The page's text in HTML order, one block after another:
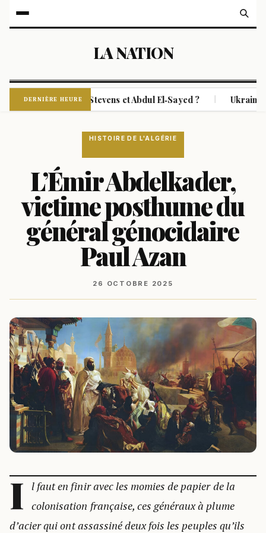
LA NATION
DERNIÈRE HEURE
entre Haley Stevens et Abdul El‑Sayed ? Ukraine :
HISTOIRE DE L'ALGÉRIE
L’Émir Abdelkader,
victime posthume du
général génocidaire
Paul Azan
26 OCTOBRE 2025
I
l faut en finir avec les momies de papier de la
colonisation française, ces généraux à plume
d’acier qui ont assassiné deux fois les peuples qu’ils